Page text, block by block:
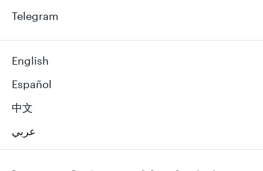
Telegram
English
Español
中文
عربي